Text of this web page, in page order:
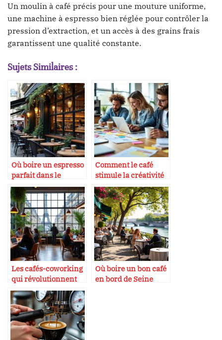
Un moulin à café précis pour une mouture uniforme,
une machine à espresso bien réglée pour contrôler la
pression d’extraction, et un accès à des grains frais
garantissent une qualité constante.
Sujets Similaires :
Où boire un espresso
parfait dans le
Marais
Comment le café
stimule la créativité
en entreprise
Les cafés-coworking
qui révolutionnent
Paris
Où boire un bon café
en bord de Seine